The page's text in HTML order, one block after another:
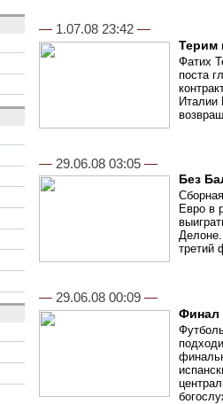
— 1.07.08 23:42 —
Терим
Фатих
поста
Италии
— 29.06.08 03:05 —
Без
Евро в
третий
— 29.06.08 00:09 —
Финал